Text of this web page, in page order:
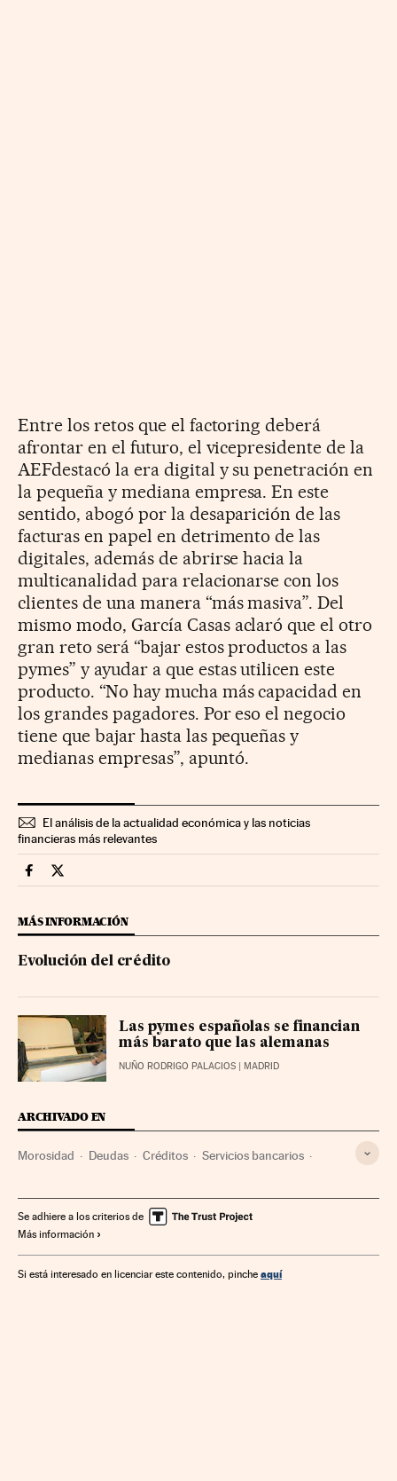
Entre los retos que el factoring deberá
afrontar en el futuro, el vicepresidente de la
AEFdestacó la era digital y su penetración en
la pequeña y mediana empresa. En este
sentido, abogó por la desaparición de las
facturas en papel en detrimento de las
digitales, además de abrirse hacia la
multicanalidad para relacionarse con los
clientes de una manera “más masiva”. Del
mismo modo, García Casas aclaró que el otro
gran reto será “bajar estos productos a las
pymes” y ayudar a que estas utilicen este
producto. “No hay mucha más capacidad en
los grandes pagadores. Por eso el negocio
tiene que bajar hasta las pequeñas y
medianas empresas”, apuntó.
El análisis de la actualidad económica y las noticias
financieras más relevantes
Mercados Financieros Cinco Días en Facebook
Mercados Financieros Cinco Días en Twitter
MÁS INFORMACIÓN
Evolución del crédito
Las pymes españolas se financian
más barato que las alemanas
NUÑO RODRIGO PALACIOS | MADRID
ARCHIVADO EN
Morosidad Deudas Créditos Servicios bancarios
Se adhiere a los criterios de
Más información
Si está interesado en licenciar este contenido, pinche aquí